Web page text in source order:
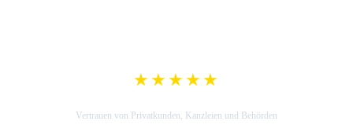
★★★★★
Vertrauen von Privatkunden, Kanzleien und Behörden